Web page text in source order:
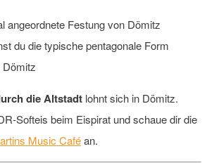
du die typische pentagonale Form
die Altstadt lohnt sich in Dömitz.
Softeis beim Eispirat und schaue dir die
Music Caféan.